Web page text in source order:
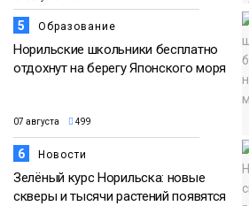
5 Образование
Норильские школьники бесплатно
отдохнут на берегу Японского моря
07 августа 499
6 Новости
Зелёный курс Норильска: новые
скверы и тысячи растений появятся